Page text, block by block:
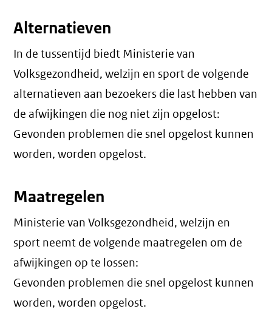
Alternatieven
In de tussentijd biedt Ministerie van
Volksgezondheid, welzijn en sport de volgende
alternatieven aan bezoekers die last hebben van
de afwijkingen die nog niet zijn opgelost:
Gevonden problemen die snel opgelost kunnen
worden, worden opgelost.
Maatregelen
Ministerie van Volksgezondheid, welzijn en
sport neemt de volgende maatregelen om de
afwijkingen op te lossen:
Gevonden problemen die snel opgelost kunnen
worden, worden opgelost.